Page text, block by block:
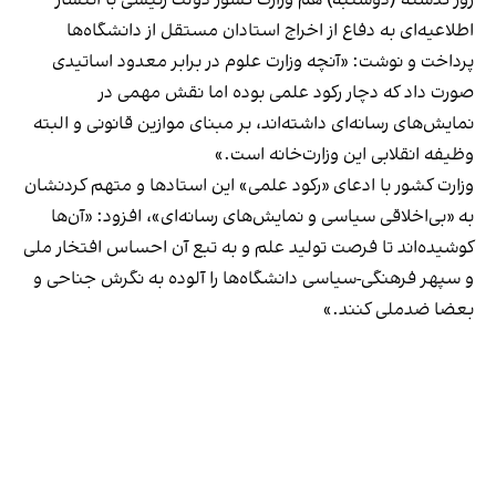
اطلاعیه‌ای به دفاع از اخراج استادان مستقل از دانشگاه‌ها
پرداخت و نوشت: «آنچه وزارت علوم در برابر معدود اساتیدی
صورت داد که دچار رکود علمی بوده اما نقش مهمی در
نمایش‌های رسانه‌ای داشته‌اند، بر مبنای موازین قانونی و البته
وظیفه انقلابی این وزارت‌خانه است.»
وزارت کشور با ادعای «رکود علمی» این استادها و متهم کردنشان
به «بی‌اخلاقی سیاسی و نمایش‌های رسانه‌ای»، افزود: «آن‌ها
کوشیده‌اند تا فرصت تولید علم و به تبع آن احساس افتخار ملی
و سپهر فرهنگی-سیاسی دانشگاه‌ها را آلوده به نگرش جناحی و
بعضا ضد‌ملی کنند.»